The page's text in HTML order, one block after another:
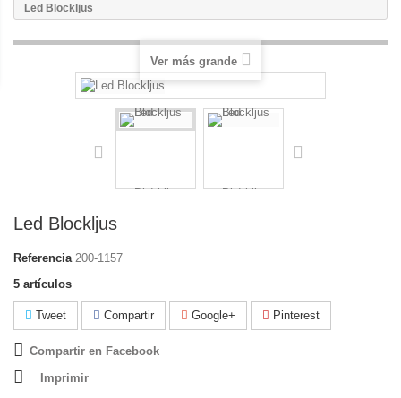
Led Blockljus
Ver más grande
Led Blockljus
Referencia 200-1157
5 artículos
Tweet Compartir Google+ Pinterest
Compartir en Facebook
Imprimir